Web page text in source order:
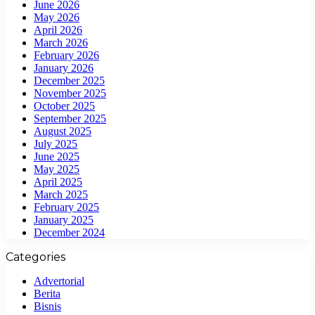
June 2026
May 2026
April 2026
March 2026
February 2026
January 2026
December 2025
November 2025
October 2025
September 2025
August 2025
July 2025
June 2025
May 2025
April 2025
March 2025
February 2025
January 2025
December 2024
Categories
Advertorial
Berita
Bisnis